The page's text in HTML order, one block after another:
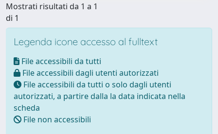
Mostrati risultati da 1 a 1
di 1
Legenda icone accesso al fulltext
File accessibili da tutti
File accessibili dagli utenti autorizzati
File accessibili da tutti o solo dagli utenti
autorizzati, a partire dalla la data indicata nella
scheda
File non accessibili